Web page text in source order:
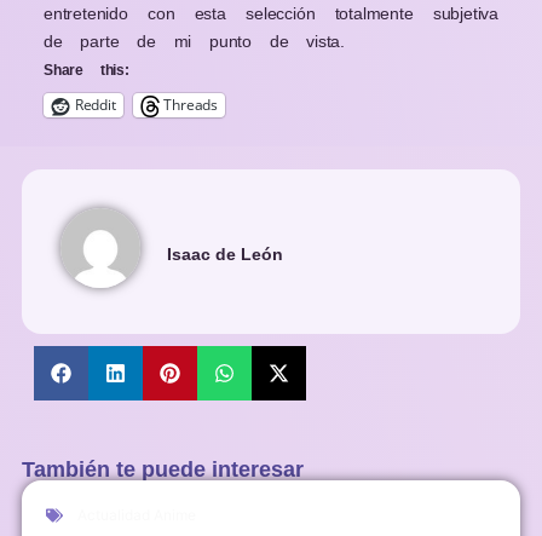
entretenido con esta selección totalmente subjetiva
de parte de mi punto de vista.
Share this:
Reddit Threads
Isaac de León
También te puede interesar